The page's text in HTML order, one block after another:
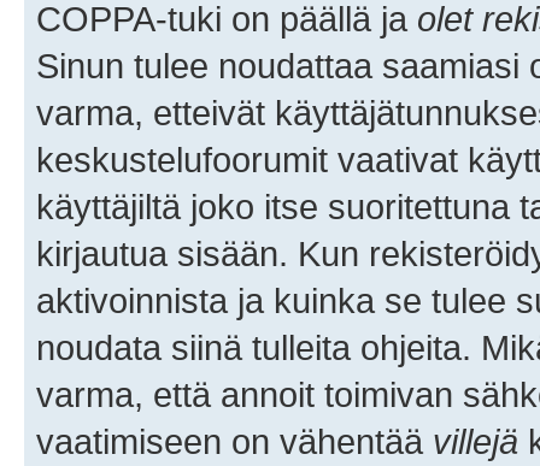
COPPA-tuki on päällä ja olet
Sinun tulee noudattaa saamiasi
varma, etteivät
keskustelufoorumit vaativat
käyttäjiltä joko itse suoritettuna
kirjautua sisään. Kun
aktivoinnista ja kuinka se tulee
noudata siinä tulleita ohjeita.
varma, että annoit toimivan
vaatimiseen on vähentää villejä